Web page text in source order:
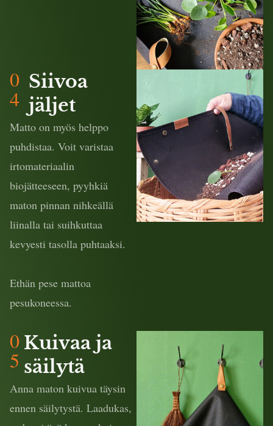
0
4
Siivoa
jäljet
Matto on myös helppo
puhdistaa. Voit varistaa
irtomateriaalin
biojätteeseen, pyyhkiä
maton pinnan nihkeällä
liinalla tai suihkuttaa
kevyesti tasolla puhtaaksi.
Ethän pese mattoa
pesukoneessa.
0
5
Kuivaa ja
säilytä
Anna maton kuivua täysin
ennen säilytystä. Laadukas,